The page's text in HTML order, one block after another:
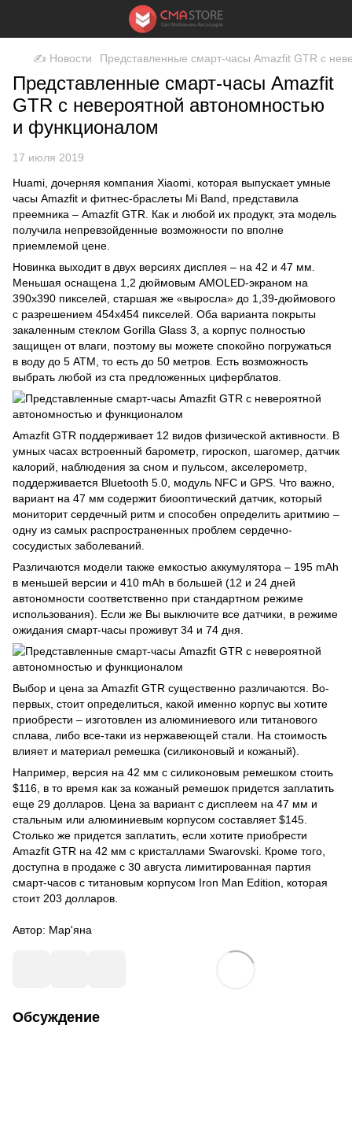
✍ Новости Представленные смарт-часы Amazfit GTR с
Представленные смарт-часы Amazfit
GTR с невероятной автономностью
и функционалом
17 июля 2019
Huami, дочерняя компания Xiaomi, которая выпускаетумные
часы Amazfit и фитнес-браслеты Mi Band , представила
преемника – Amazfit GTR. Как и любой их продукт, эта модель
получила непревзойденные возможности по вполне
приемлемой цене.
Новинка выходит в двух версиях дисплея – на 42 и 47 мм.
Меньшая оснащена 1,2 дюймовым AMOLED-экраном на
390х390 пикселей, старшая же «выросла» до 1,39-дюймового
с разрешением 454х454 пикселей. Оба варианта покрыты
закаленным стеклом Gorilla Glass 3, а корпус полностью
защищен от влаги, поэтому вы можете спокойно погружаться
в воду до 5 ATM, то есть до 50 метров. Есть возможность
выбрать любой из ста предложенных циферблатов.
Amazfit GTR поддерживает 12 видов физической активности. В
умных часах встроенный барометр, гироскоп, шагомер, датчик
калорий, наблюдения за сном и пульсом, акселерометр,
поддерживается Bluetooth 5.0, модуль NFC и GPS. Что важно,
вариант на 47 мм содержит биооптический датчик, который
мониторит сердечный ритм и способен определить аритмию –
одну из самых распространенных проблем сердечно-
сосудистых заболеваний.
Различаются модели также емкостью аккумулятора – 195 mAh
в меньшей версии и 410 mAh в большей (12 и 24 дней
автономности соответственно при стандартном режиме
использования). Если же Вы выключите все датчики, в режиме
ожидания смарт-часы проживут 34 и 74 дня.
Выбор и цена за Amazfit GTR существенно различаются. Во-
первых, стоит определиться, какой именно корпус вы хотите
приобрести – изготовлен из алюминиевого или титанового
сплава, либо все-таки из нержавеющей стали. На стоимость
влияет и материал ремешка (силиконовый и кожаный).
Например, версия на 42 мм с силиконовым ремешком стоить
$116, в то время как за кожаный ремешок придется заплатить
еще 29 долларов. Цена за вариант с дисплеем на 47 мм и
стальным или алюминиевым корпусом составляет $145.
Столько же придется заплатить, если хотите приобрести
Amazfit GTR на 42 мм с кристаллами Swarovski. Кроме того,
доступна в продаже с 30 августа лимитированная партия
смарт-часов с титановым корпусом Iron Man Edition, которая
стоит 203 долларов.
Автор: Мар'яна
Обсуждение